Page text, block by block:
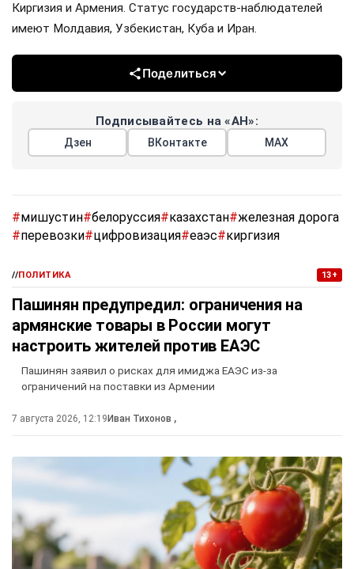
Киргизия и Армения. Статус государств-наблюдателей
имеют Молдавия, Узбекистан, Куба и Иран.
Поделиться
Подписывайтесь на «АН»:
Дзен ВКонтакте МАХ
#мишустин#белоруссия#казахстан#железная дорога
#перевозки#цифровизация#еаэс#киргизия
//ПОЛИТИКА 13+
Пашинян предупредил: ограничения на
армянские товары в России могут
настроить жителей против ЕАЭС
Пашинян заявил о рисках для имиджа ЕАЭС из-за
ограничений на поставки из Армении
7 августа 2026, 12:19 Иван Тихонов ,